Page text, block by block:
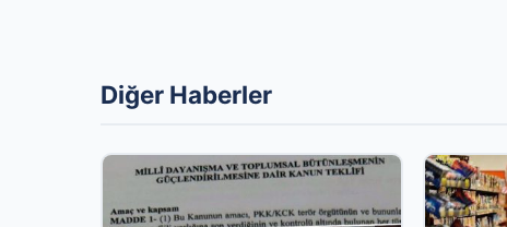
Diğer Haberler